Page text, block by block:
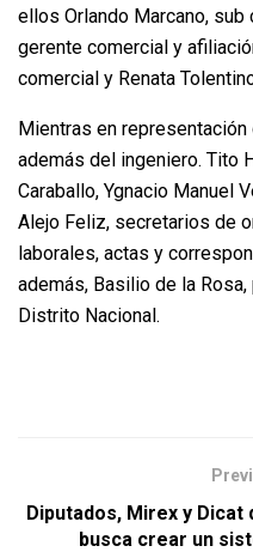
ellos Orlando Marcano,
gerente comercial y
comercial y Renata
Mientras en
además del ingeniero. Tito
Caraballo, Ygnacio Manuel
Alejo Feliz, secretarios de
laborales, actas y
además, Basilio de la
Distrito Nacional.
Diputados, Mirex y
busca crear un